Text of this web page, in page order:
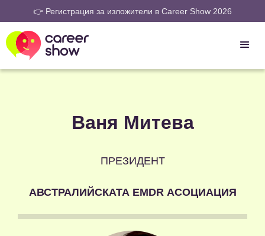
👉 Регистрация за изложители в Career Show 2026
Ваня Митева
ПРЕЗИДЕНТ
АВСТРАЛИЙСКАТА EMDR АСОЦИАЦИЯ